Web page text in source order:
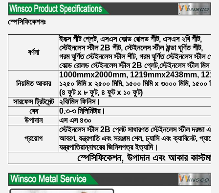
স্পেসিফিকেশনঃ
বর্ণনা
ইনক্স শীট প্লেট, এসএস কোল্ড রোলড শীট, এসএস ২বি শীট,
স্টেইনলেস স্টীল 2B শীট, স্টেইনলেস স্টীল ঠান্ডা ঘূর্ণিত শীট,
গরম ঘূর্ণিত স্টেইনলেস স্টীল শীট, গরম ঘূর্ণিত স্টেইনলেস স্টীল
কোল্ড রোলড স্টেইনলেস স্টীল 2B প্লেট,স্টেইনলেস স্টীল মিল
নিয়মিত আকার
1000mmx2000mm, 1219mmx2438mm,
১২৫০ মিমি x ২৫০০ মিমি, ১৫০০ মিমি x ৩০০০ মিমি, ১৫০০
(৪ ফুট x ৮ ফুট, ৪ ফুট x ১০ ফুট)
সারফেস ট্রিটমেন্ট
২বি/মিল ফিনিস।
বেধ
0.৩-৩ মিলিমিটার।
উপাদান
এস এস ৪৩০
প্রয়োগ
স্টেইনলেস স্টীল 2B প্লেট সাধারণত স্টেইনলেস স্টীল দরজা
আবরণ, যন্ত্রপাতি এবং সরঞ্জাম শেল, চ্যাসি এবং ক্যাবিনেট,
যন্ত্রপাতিরান্নাঘরের জিনিসপত্র ইত্যাদি।
স্পেসিফিকেশন, উপাদান এবং আকার